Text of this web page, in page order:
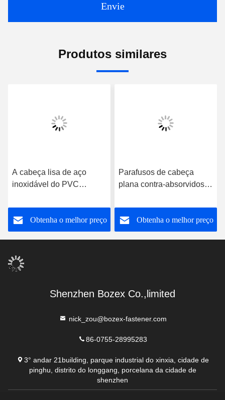
Envie
Produtos similares
A cabeça lisa de aço
inoxidável do PVC
principal liso escareado
entalhado M6
Obtenha o melhor preço
Parafusos de cabeça
plana contra-absorvidos
zinco para aplicação fácil
e conveniente
Obtenha o melhor preço
Shenzhen Bozex Co.,limited
nick_zou@bozex-fastener.com
86-0755-28995283
3° andar 21building, parque industrial do xinxia, cidade de
pinghu, distrito do longgang, porcelana da cidade de
shenzhen